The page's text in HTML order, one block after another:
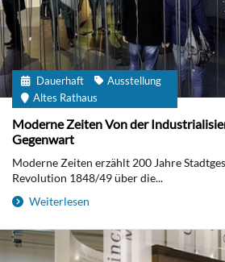
Dauerhaft
Ausstellung
Altes Rathaus
Moderne Zeiten Von der
Gegenwart
Moderne Zeiten erzählt 200 Jahre
Revolution 1848/49 über die...
Weiterlesen